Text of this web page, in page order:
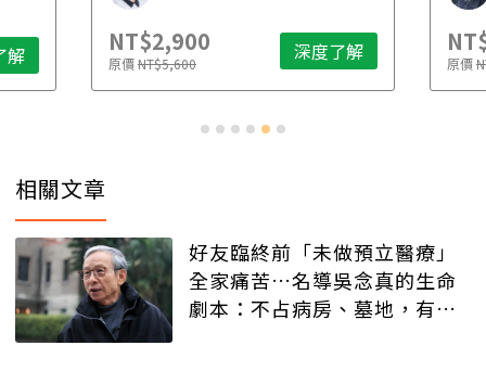
解 NT$2,900
原價NT$5,600 深度了解 原價
相關文章
好友臨終前「未做預立醫療」
全家痛苦…名導吳念真的生命
劇本：不占病房、墓地，有人